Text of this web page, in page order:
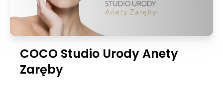
COCO Studio Urody Anety
Zaręby